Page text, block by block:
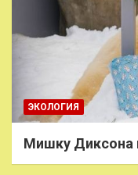
ЭКОЛОГИЯ
Мишку Диксона